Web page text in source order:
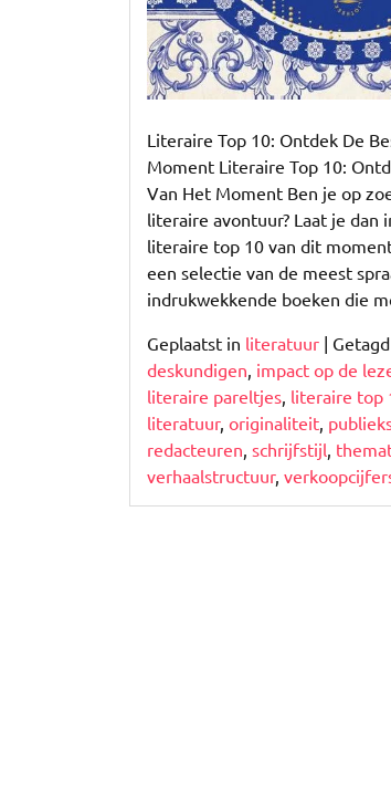
Literaire Top 10: Ontdek De
Moment Literaire Top 10:
Van Het Moment Ben je op
literaire avontuur? Laat je dan
literaire top 10 van dit
een selectie van de meest
indrukwekkende boeken die
Geplaatst in literatuur | Getagd
deskundigen, impact op de
literaire pareltjes, literaire top
literatuur, originaliteit,
redacteuren, schrijfstijl,
verhaalstructuur,